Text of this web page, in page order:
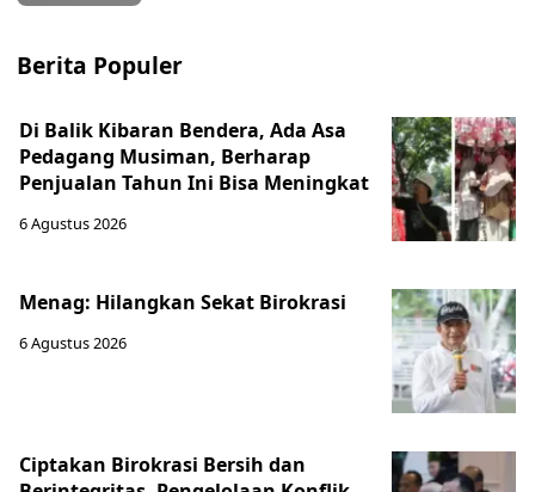
Berita Populer
Di Balik Kibaran Bendera, Ada Asa
Pedagang Musiman, Berharap
Penjualan Tahun Ini Bisa Meningkat
6 Agustus 2026
Menag: Hilangkan Sekat Birokrasi
6 Agustus 2026
Ciptakan Birokrasi Bersih dan